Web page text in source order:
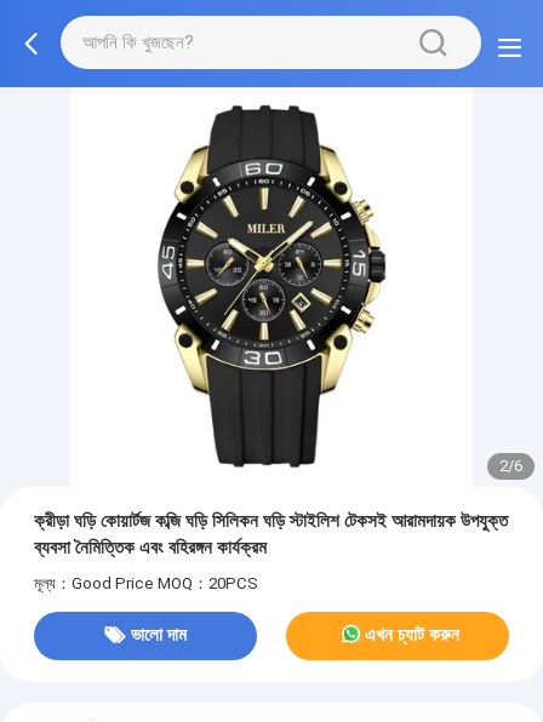
2/6
ক্রীড়া ঘড়ি কোয়ার্টজ কব্জি ঘড়ি সিলিকন ঘড়ি স্টাইলিশ টেকসই আরামদায়ক উপযুক্ত
ব্যবসা নৈমিত্তিক এবং বহিরঙ্গন কার্যক্রম
মূল্য：Good Price MOQ：20PCS
ভালো দাম এখন চ্যাট করুন